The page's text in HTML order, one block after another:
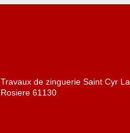
Travaux de zinguerie Saint Cyr La
Rosiere 61130